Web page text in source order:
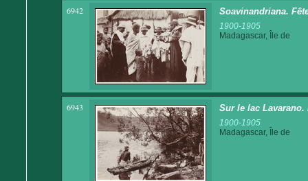
6942 Soavinandriana.
1900-1905
Madagascar, Île de
6943 Sur le lac Lavarano.
1900-1905
Madagascar, Île de